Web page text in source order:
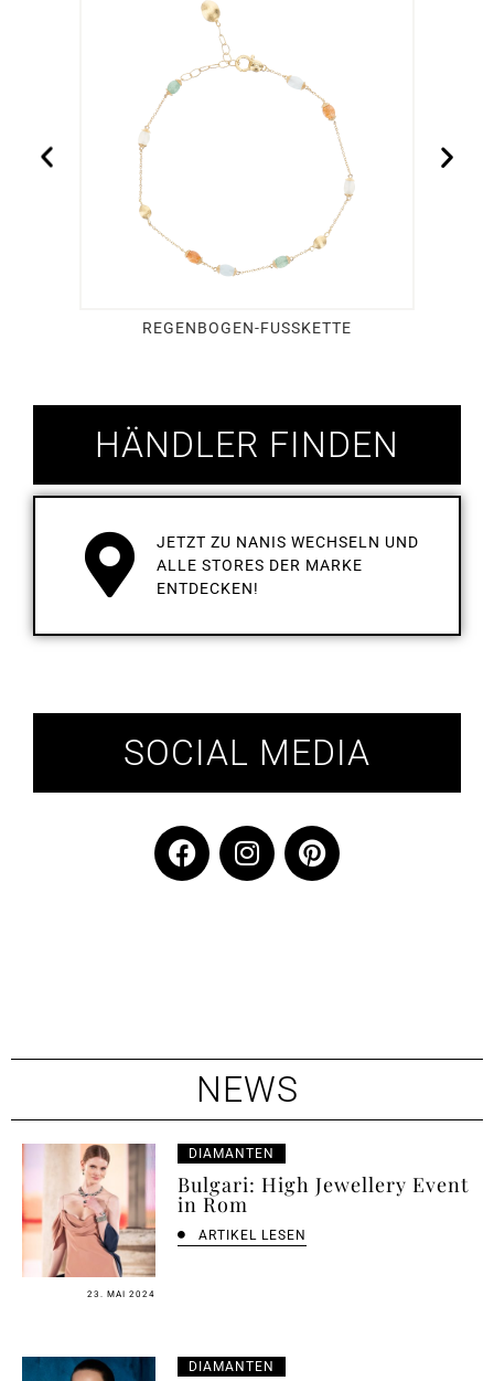
REGENBOGEN-FUSSKETTE
HÄNDLER FINDEN
JETZT ZU NANIS WECHSELN UND
ALLE STORES DER MARKE
ENTDECKEN!
SOCIAL MEDIA
NEWS
23. MAI 2024
DIAMANTEN
Bulgari: High Jewellery Event
in Rom
ARTIKEL LESEN
DIAMANTEN